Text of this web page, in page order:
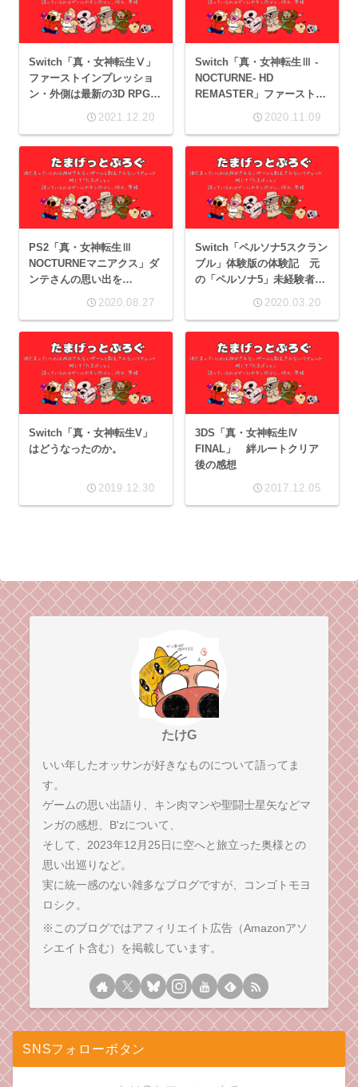
Switch「真・女神転生Ⅴ」
ファーストインプレッショ
ン・外側は最新の3D RPG。
2021.12.20
Switch「真・女神転生Ⅲ -
NOCTURNE- HD
REMASTER」ファーストイ
2020.11.09
PS2「真・女神転生Ⅲ
NOCTURNEマニアクス」ダ
ンテさんの思い出を
2020.08.27
Switch「ペルソナ5スクラン
ブル」体験版の体験記 元
の「ペルソナ5」未経験者に
2020.03.20
Switch「真・女神転生V」
はどうなったのか。
2019.12.30
3DS「真・女神転生Ⅳ
FINAL」 絆ルートクリア
後の感想
2017.12.05
たけG
いい年したオッサンが好きなものについて語ってま
す。
ゲームの思い出語り、キン肉マンや聖闘士星矢などマ
ンガの感想、B'zについて、
そして、2023年12月25日に空へと旅立った奥様との
思い出巡りなど。
実に統一感のない雑多なブログですが、コンゴトモヨ
ロシク。
※このブログではアフィリエイト広告（Amazonアソ
シエイト含む）を掲載しています。
SNSフォローボタン